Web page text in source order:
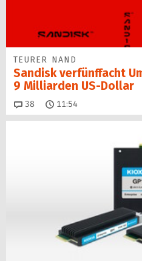
TEURER NAND
Sandisk verfünffacht
9 Milliarden US-Dollar
38 Kommentare
11:54